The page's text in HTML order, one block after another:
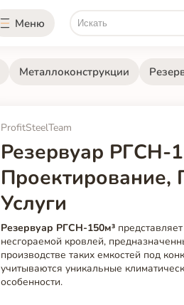
Меню
Металлоконструкции
ProfitSteelTeam
Резервуар РГСН-
Проектирование,
Услуги
Резервуар РГСН-150м³
несгораемой кровлей,
производстве таких емкостей под
учитываются уникальные
особенности.